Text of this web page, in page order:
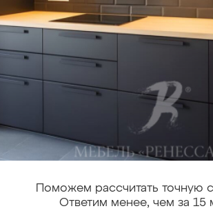
Поможем рассчитать точную
Ответим менее, чем за 15